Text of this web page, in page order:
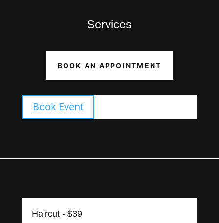
Services
BOOK AN APPOINTMENT
Book Event
Haircut - $39